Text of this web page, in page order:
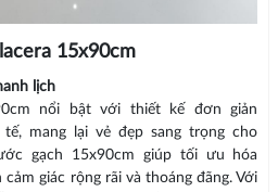
15x90cm
lịch
nổi bật với thiết kế đơn giản
mang lại vẻ đẹp sang trọng cho
gạch 15x90cm giúp tối ưu hóa
cảm giác rộng rãi và thoáng đãng. Với